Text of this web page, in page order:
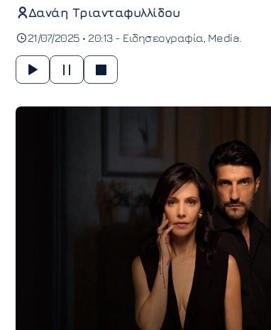
Δανάη Τριανταφυλλίδου
21/07/2025 • 20:13 - Ειδησεογραφία Media